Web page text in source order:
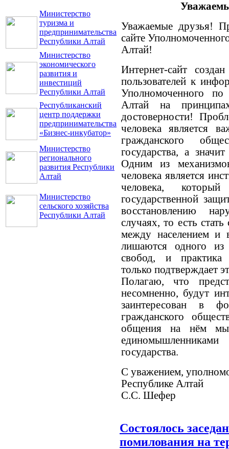
Министерство
туризма и
предпринимательства
Республики Алтай
Министерство
экономического
развития и
инвестиций
Республики Алтай
Республиканский
центр поддержки
предпринимательства
«Бизнес-инкубатор»
Министерство
регионального
развития Республики
Алтай
Министерство
сельского хозяйства
Республики Алтай
Уважаемые друзья!
сайте
Алтай!
Интернет-сайт
пользователей к
Уполномоченного
Алтай на
достоверности!
человека является
гражданского
государства, а
Одним из
человека является
человека,
государственной
восстановлению
случаях, то есть
между населением и
лишаются одного
свобод, и практика
только подтверждает
Полагаю, что
несомненно, будут
заинтересован в
гражданского
общения на нём
государства.
С уважением,
Республике Алтай
С.С. Шефер
Состоялось
помилования на